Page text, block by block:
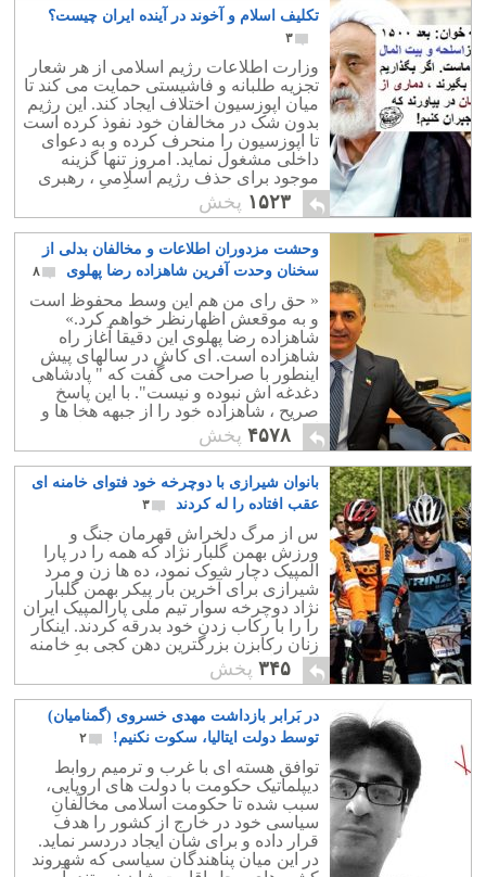
نکوهش شود ، رژیم ایران است که ۳۸
سال بر طبل جنگ طلبی و فتنه در جهان
کوبیده است و کوچکترین ارزشی برای
هویت و آبروی ایرانیان در مجامع بین
المللی قائل نبوده است.
تکلیف اسلام و آخوند در آینده ایران چیست؟
۳
وزارت اطلاعات رژیم اسلامی از هر شعار
تجزیه طلبانه و فاشیستی حمایت می کند تا
میان اپوزسیون اختلاف ایجاد کند. این رژیم
بدون شک در مخالفان خود نفوذ کرده است
تا اپوزسیون را منحرف کرده و به دعوای
داخلی مشغول نماید. امروز تنها گزینه
موجود برای حذف رژیم اسلامی ، رهبری
شاهزاده رضا پهلوی است. اگر گزینه
دیگری سراغ دارید بما بگویید. شاهزاده رضا
پهلوی سعی دارد که همه ادیان و همه اقوام
را زیر یک پرچم و زیر یک شعار قرار دهد.
پس هرگونه دشمنی مذهبی و اختلاف دینی
راه بجایی ندارد. اینجاست که باید گفت: اگر
قرار است فاشیست اسلامی برود و
فاشیست ملی بیاید ، همان بهتر که رژیم
تغییر نکند!
۱۵۲۳ پخش
وحشت مزدوران اطلاعات و مخالفان بدلی از
سخنان وحدت آفرین شاهزاده رضا پهلوی
۸
« حق رای من هم این وسط محفوظ است
و به موقعش اظهارنظر خواهم کرد.»
شاهزاده رضا پهلوی این دقیقا آغاز راه
شاهزاده است. ای کاش در سالهای پیش
اینطور با صراحت می گفت که " پادشاهی
دغدغه اش نبوده و نیست". با این پاسخ
صریح ، شاهزاده خود را از جبهه هخا ها و
اپوزسیون بدلی کنار کشید و خود را در
صف "مردم" بعنوان یک شخص صاحب
"یک رأی" قرار داد که باید به ایشان گفت :
« آمدی جانم به قربانت ولی حالا چرا؟!»
۴۵۷۸ پخش
بانوان شیرازی با دوچرخه خود فتوای خامنه ای
عقب افتاده را له کردند
۳
س از مرگ دلخراش قهرمان جنگ و
ورزش بهمن گلبار نژاد که همه را در پارا
المپیک دچار شوک نمود، ده ها زن و مرد
شیرازی برای آخرین بار پیکر بهمن گلبار
نژاد دوچرخه سوار تیم ملی پارالمپیک ایران
را را با رکاب زدن خود بدرقه کردند. اینکار
زنان رکابزن بزرگترین دهن کجی به خامنه
ای و قانون ممنوعیتی بود که هفته گذشته
از معده مبارکش فوران نمود!
۳۴۵ پخش
در بَرابر بازداشت مهدی خسروی (گمنامیان)
توسط دولت ایتالیا، سکوت نکنیم!
۲
توافق هسته ای با غرب و ترمیم روابط
دیپلماتیک حکومت با دولت های اروپایی،
سبب شده تا حکومت اسلامی مخالفانِ
سیاسی خود در خارج از کشور را هدف
قرار داده و برای شان ایجاد دردسر نماید.
در این میان پناهندگان سیاسی که شهروند